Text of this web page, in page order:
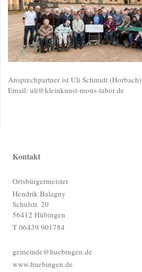
Ansprechpartner ist Uli Schmidt (Horbach)
Email: uli@kleinkunst-mons-tabor.de
Kontakt
Ortsbürgermeister
Hendrik Balagny
Schulstr. 20
56412 Hübingen
T 06439 901784
gemeinde@huebingen.de
www.huebingen.de